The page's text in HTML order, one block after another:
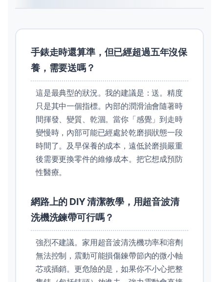
手錶走時還算準，但已經超過五年沒保
養，需要送嗎？
這是最典型的狀況。我的建議是：送。精度
只是其中一個指標。內部的潤滑油會隨著時
間揮發、變質、乾涸。當你「感覺」到走時
變慢時，內部可能已經處於乾磨損狀態一段
時間了。及早保養的成本，遠低於磨損嚴重
後需要更換零件的維修成本。把它想成預防
性醫療。
網路上的 DIY 清潔教學，用超音波清
洗機洗鍊帶可行嗎？
強烈不建議。家用超音波清洗機功率和溶劑
無法控制，震動可能損傷鍊帶節內的微小軸
芯或插銷。更危險的是，如果你不小心把整